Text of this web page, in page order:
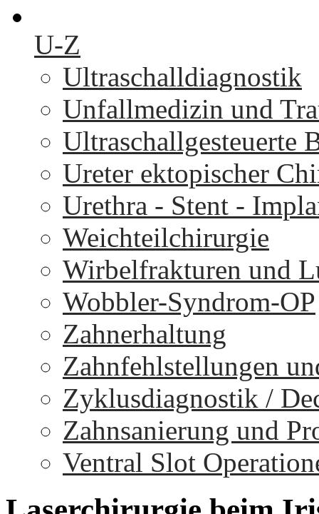
U-Z
Ultraschalldiagnostik
Unfallmedizin und
Ultraschallgesteuerte
Ureter ektopischer
Urethra - Stent -
Weichteilchirurgie
Wirbelfrakturen und
Wobbler-Syndrom-OP
Zahnerhaltung
Zahnfehlstellungen
Zyklusdiagnostik /
Zahnsanierung und
Ventral Slot